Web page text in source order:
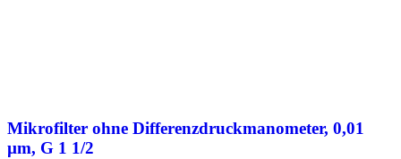
Mikrofilter ohne Differenzdruckmanometer, 0,01
µm, G 1 1/2